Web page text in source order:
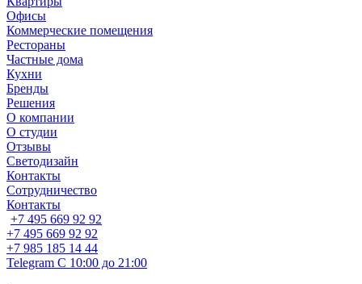
Офисы
Коммерческие помещения
Рестораны
Частные дома
Кухни
Бренды
Решения
О компании
О студии
Отзывы
Светодизайн
Контакты
Сотрудничество
Контакты
+7 495 669 92 92
+7 495 669 92 92
+7 985 185 14 44
Telegram С 10:00 до 21:00